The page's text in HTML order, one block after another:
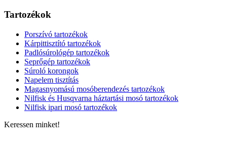
Tartozékok
Porszívó tartozékok
Kárpittisztító tartozékok
Padlósúrológép tartozékok
Seprőgép tartozékok
Súroló korongok
Napelem tisztítás
Magasnyomású mosóberendezés tartozékok
Nilfisk és Husqvarna háztartási mosó tartozékok
Nilfisk ipari mosó tartozékok
Keressen minket!